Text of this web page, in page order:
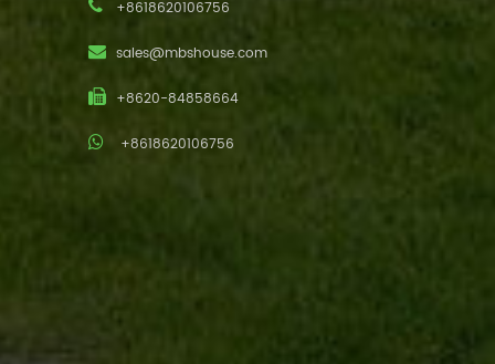
+8618620106756
sales@mbshouse.com
+8620-84858664
+8618620106756